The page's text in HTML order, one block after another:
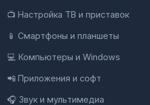
📺 Настройка ТВ и приставок
📱 Смартфоны и планшеты
💻 Компьютеры и Windows
📲 Приложения и софт
🎧 Звук и мультимедиа